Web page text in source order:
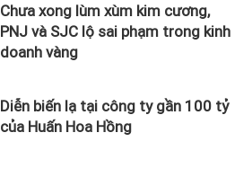
Chưa xong lùm xùm kim cương,
PNJ và SJC lộ sai phạm trong kinh
doanh vàng
Diễn biến lạ tại công ty gần 100 tỷ
của Huấn Hoa Hồng